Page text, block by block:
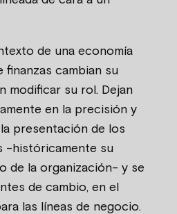
de una economía
finanzas cambian su
modificar su rol. Dejan
en la precisión y
presentación de los
-históricamente su
de la organización- y se
de cambio, en el
las líneas de negocio.